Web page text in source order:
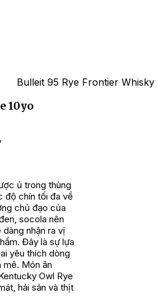
Bulleit 95 Rye Frontier
10yo
ủ trong thùng
độ chín tối đa về
chủ đạo của
socola nên
nhận ra vị
Đây là sự lựa
yêu thích dòng
mẽ. Món ăn
Owl Rye
hải sản và thịt